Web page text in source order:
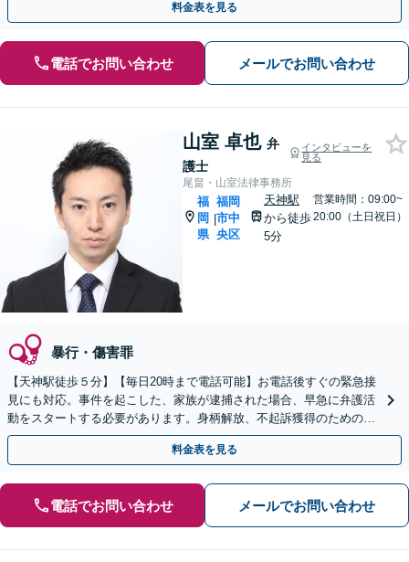
料金表を見る
電話でお問い合わせ メールでお問い合わせ
山室 卓也 弁
護士
インタビューを
見る
尾畠・山室法律事務所
福
岡
県
|
福岡
市中
央区
天神駅
から徒歩
5分
営業時間：09:00~
20:00（土日祝日）
暴行・傷害罪
【天神駅徒歩５分】【毎日20時まで電話可能】お電話後すぐの緊急接
見にも対応。事件を起こした、家族が逮捕された場合、早急に弁護活
動をスタートする必要があります。身柄解放、不起訴獲得のための示
談交渉、執行猶予にしたいなどお任せください。
料金表を見る
電話でお問い合わせ メールでお問い合わせ